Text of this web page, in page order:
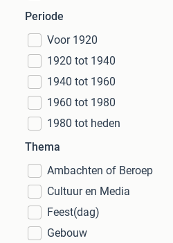
Periode
Voor 1920
1920 tot 1940
1940 tot 1960
1960 tot 1980
1980 tot heden
Thema
Ambachten of Beroep
Cultuur en Media
Feest(dag)
Gebouw